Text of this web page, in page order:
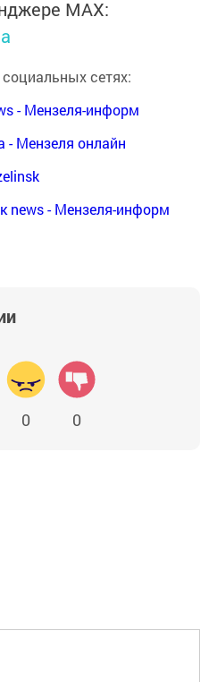
MАХ:
сетях:
- Мензеля-информ
- Мензеля онлайн
news - Мензеля-информ
0 0